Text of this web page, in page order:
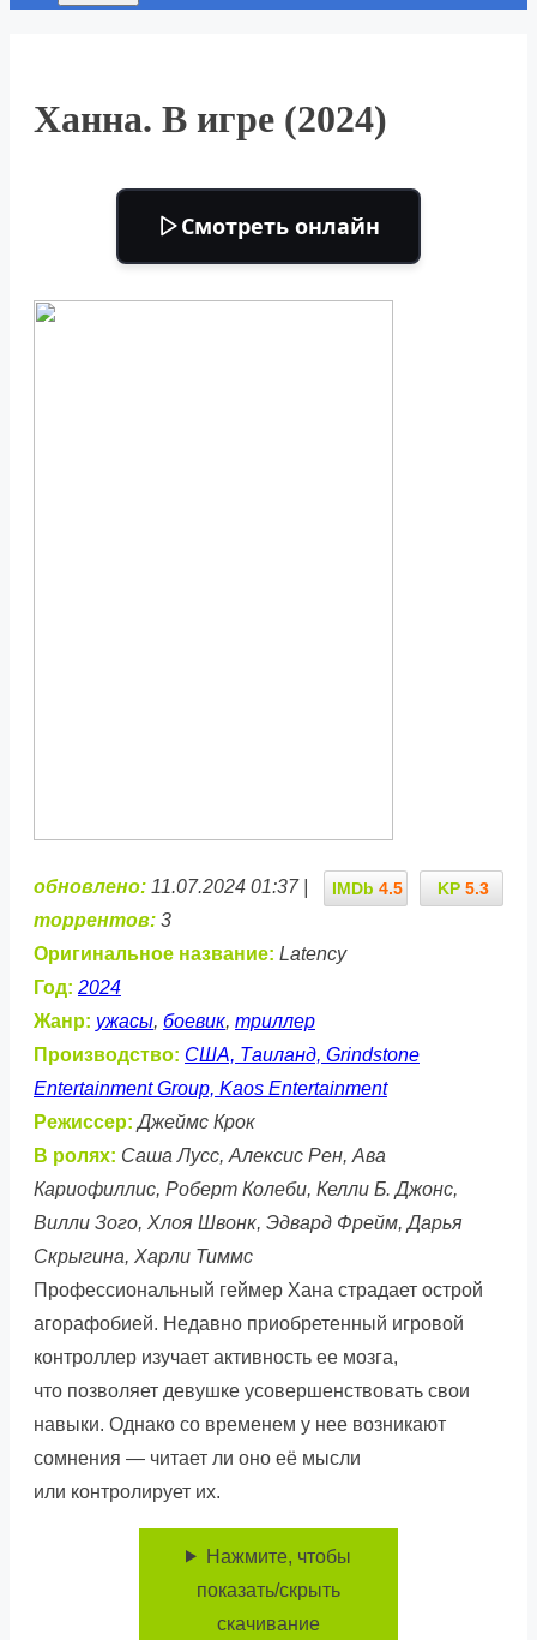
Ханна. В игре (2024)
Смотреть онлайн
KP 5.3
IMDb 4.5
обновлено: 11.07.2024 01:37 |
торрентов: 3
Оригинальное название: Latency
Год: 2024
Жанр: ужасы, боевик, триллер
Производство: США, Таиланд, Grindstone
Entertainment Group, Kaos Entertainment
Режиссер: Джеймс Крок
В ролях: Саша Лусс, Алексис Рен, Ава
Кариофиллис, Роберт Колеби, Келли Б. Джонс,
Вилли Зого, Хлоя Швонк, Эдвард Фрейм, Дарья
Скрыгина, Харли Тиммс
Профессиональный геймер Хана страдает острой
агорафобией. Недавно приобретенный игровой
контроллер изучает активность ее мозга,
что позволяет девушке усовершенствовать свои
навыки. Однако со временем у нее возникают
сомнения — читает ли оно её мысли
или контролирует их.
Нажмите, чтобы
показать/скрыть
скачивание